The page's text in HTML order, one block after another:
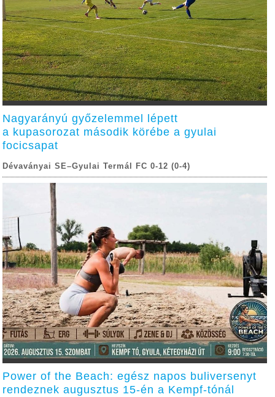
Nagyarányú győzelemmel lépett
a kupasorozat második körébe a gyulai
focicsapat
Dévaványai SE–Gyulai Termál FC 0-12 (0-4)
Power of the Beach: egész napos buliversenyt
rendeznek augusztus 15-én a Kempf-tónál